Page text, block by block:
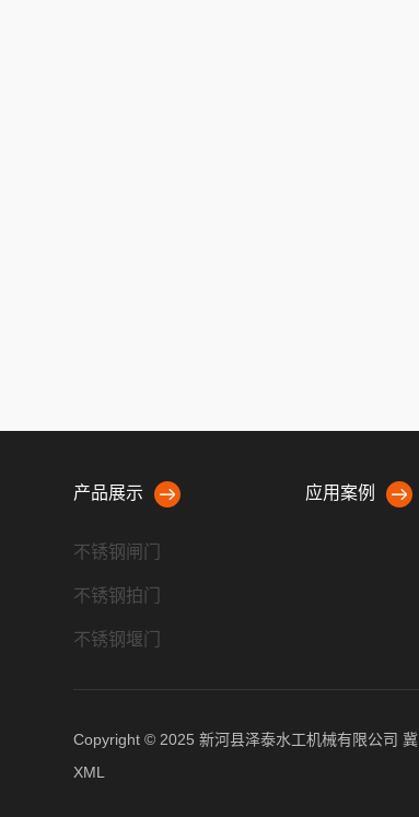
产品展示
不锈钢闸门
不锈钢拍门
不锈钢堰门
不锈钢清污机
应用案例
Copyright © 2025 新河县泽泰水工机械有限公司
XML